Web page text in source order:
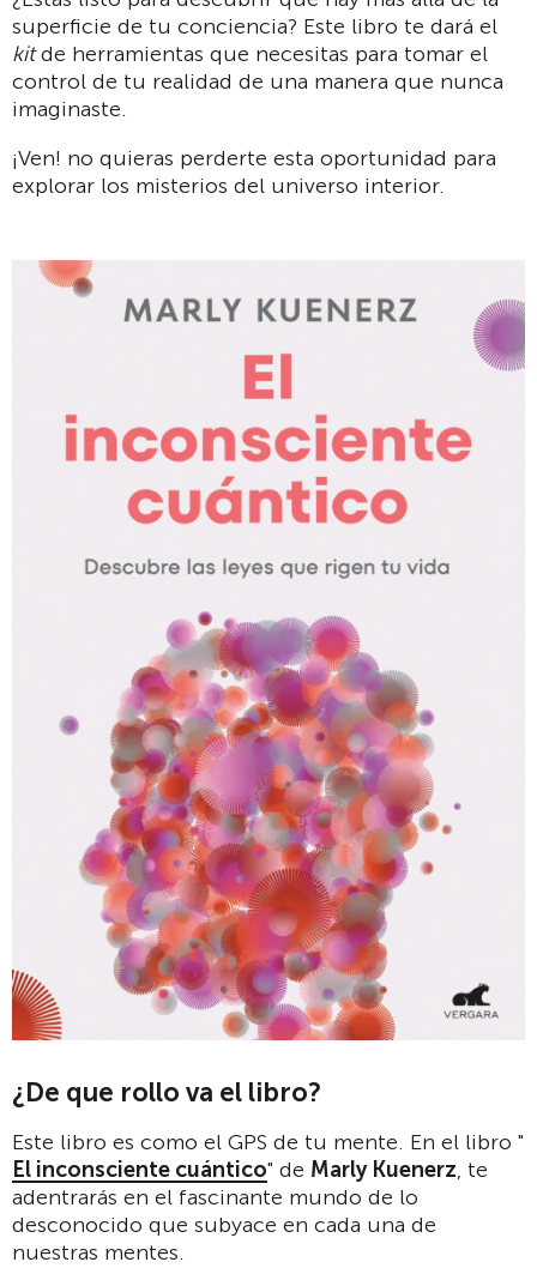
superficie de tu conciencia? Este libro te dará el
kitde herramientas que necesitas para tomar el
control de tu realidad de una manera que nunca
imaginaste.
¡Ven! no quieras perderte esta oportunidad para
explorar los misterios del universo interior.
¿De que rollo va el libro?
Este libro es como el GPS de tu mente. En el libro "
El inconsciente cuántico" de Marly Kuenerz, te
adentrarás en el fascinante mundo de lo
desconocido que subyace en cada una de
nuestras mentes.